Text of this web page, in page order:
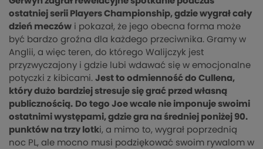
ostatniej serii Players Championship, gdzie wygrał cały
dzień meczów i pokazał, że jego obecna forma może
być bardzo groźna dla każdego przeciwnika. Gramy w
Anglii, a więc teren, do którego Walijczyk jest
przyzwyczajony i gdzie lubi wdawać się w emocjonalne
potyczki z kibicami. Jest to odmienność do Cullena,
który dużo bardziej stresuje się grać przed własną
publicznością. Do tego Joe wcale nie imponuje swoimi
ostatnimi występami, gdzie gra na średniej poniżej 90.
punktów na trzy lotki, a mimo to, wygrał poprzednią
noc PL, ale mocno musi podziękować swoim rywalom w